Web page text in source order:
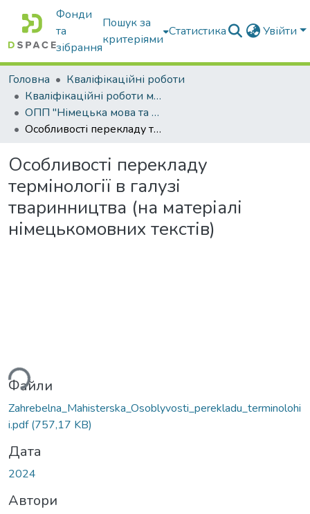
Фонди
та
зібрання
Пошук за
критеріями
Статистика Увійти
Головна
Кваліфікаційні роботи
Кваліфікаційні роботи магістрів
ОПП "Німецька мова та друга іноземна мова"
Особливості перекладу термінології в галузі тваринництва (на матеріалі німецькомовних текстів)
Особливості перекладу
термінології в галузі
тваринництва (на матеріалі
німецькомовних текстів)
Вантажиться...
Файли
Zahrebelna_Mahisterska_Osoblyvosti_perekladu_terminolohi
i.pdf(757,17 KB)
Дата
2024
Автори